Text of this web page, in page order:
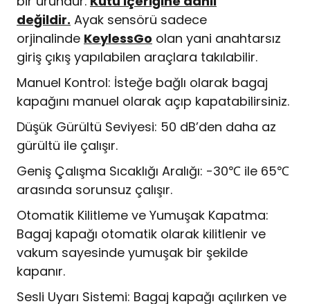
değildir. Ayak sensörü sadece
orjinalinde KeylessGo olan yani anahtarsız
giriş çıkış yapılabilen araçlara takılabilir.
Manuel Kontrol: İsteğe bağlı olarak bagaj
kapağını manuel olarak açıp kapatabilirsiniz.
Düşük Gürültü Seviyesi: 50 dB’den daha az
gürültü ile çalışır.
Geniş Çalışma Sıcaklığı Aralığı: -30℃ ile 65℃
arasında sorunsuz çalışır.
Otomatik Kilitleme ve Yumuşak Kapatma:
Bagaj kapağı otomatik olarak kilitlenir ve
vakum sayesinde yumuşak bir şekilde
kapanır.
Sesli Uyarı Sistemi: Bagaj kapağı açılırken ve